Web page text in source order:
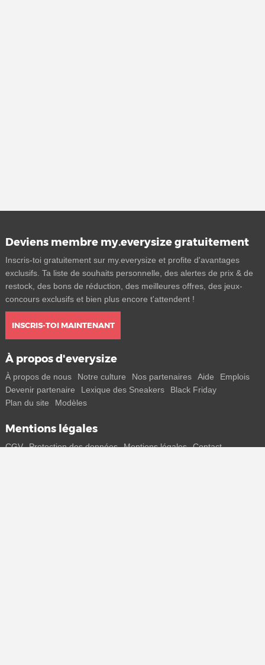
Deviens membre my.everysize gratuitement
Inscris-toi gratuitement sur my.everysize et profite d'avantages
exclusifs. Ta liste de souhaits personnelle, des alertes de prix & de
restock, des bons de réduction, des meilleures offres, des jeux-
concours exclusifs et bien plus encore t'attendent !
INSCRIS-TOI MAINTENANT
À propos d'everysize
À propos de nous Notre culture Nos partenaires Aide
Emplois
Devenir partenaire
Lexique des Sneakers
Black Friday
Plan du site
Modèles
Mentions légales
CGV Protection des données Mentions légales Contact